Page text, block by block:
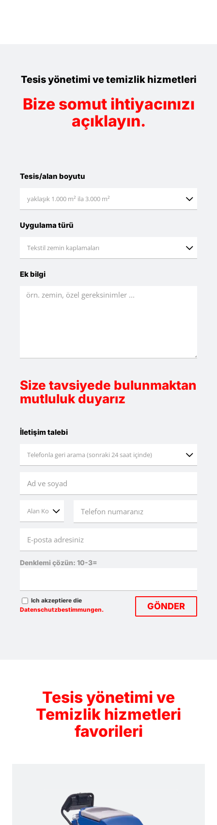
Tesis yönetimi ve temizlik hizmetleri
Bize somut ihtiyacınızı
açıklayın.
Tesis/alan boyutu

Uygulama türü

Ek bilgi
Size tavsiyede bulunmaktan
mutluluk duyarız
İletişim talebi


Denklemi çözün: 10-3=
Ich akzeptiere die
Datenschutzbestimmungen.
Tesis yönetimi ve
Temizlik hizmetleri
favorileri